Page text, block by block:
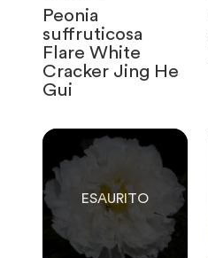
Peonia
suffruticosa
Flare White
Cracker Jing He
Gui
0
SOLO0